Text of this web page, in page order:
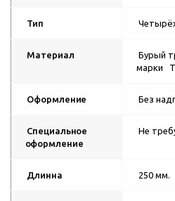
Тип
Материал
Бурый
марки
Оформление Без
Специальное
оформление
Не
Длинна 250 мм.